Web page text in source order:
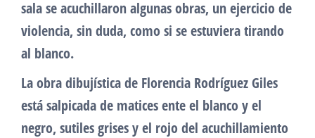
sala se acuchillaron algunas obras, un ejercicio de
violencia, sin duda, como si se estuviera tirando
al blanco.
La obra dibujística de Florencia Rodríguez Giles
está salpicada de matices ente el blanco y el
negro, sutiles grises y el rojo del acuchillamiento